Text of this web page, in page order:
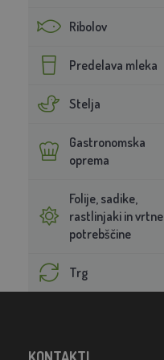
Ribolov
Predelava mleka
Stelja
Gastronomska
oprema
Folije, sadike,
rastlinjaki in vrtne
potrebščine
Trg